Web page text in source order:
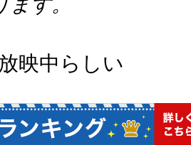
映中らしい